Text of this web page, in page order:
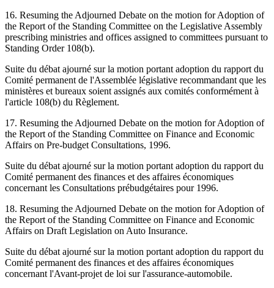
16. Resuming the Adjourned Debate on the motion for Adoption of
the Report of the Standing Committee on the Legislative Assembly
prescribing ministries and offices assigned to committees pursuant to
Standing Order 108(b).
Suite du débat ajourné sur la motion portant adoption du rapport du
Comité permanent de l'Assemblée législative recommandant que les
ministères et bureaux soient assignés aux comités conformément à
l'article 108(b) du Règlement.
17. Resuming the Adjourned Debate on the motion for Adoption of
the Report of the Standing Committee on Finance and Economic
Affairs on Pre-budget Consultations, 1996.
Suite du débat ajourné sur la motion portant adoption du rapport du
Comité permanent des finances et des affaires économiques
concernant les Consultations prébudgétaires pour 1996.
18. Resuming the Adjourned Debate on the motion for Adoption of
the Report of the Standing Committee on Finance and Economic
Affairs on Draft Legislation on Auto Insurance.
Suite du débat ajourné sur la motion portant adoption du rapport du
Comité permanent des finances et des affaires économiques
concernant l'Avant-projet de loi sur l'assurance-automobile.